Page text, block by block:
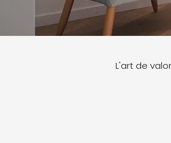
L'art de